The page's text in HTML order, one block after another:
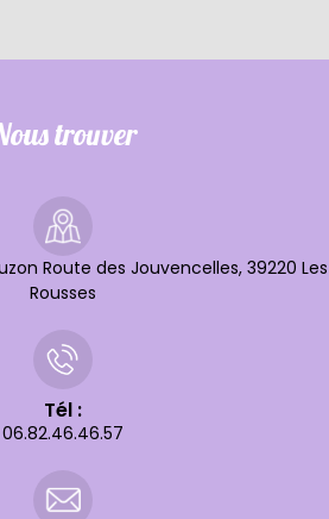
trouver
Route des Jouvencelles, 39220 Les
Rousses
Tél :
06.82.46.46.57